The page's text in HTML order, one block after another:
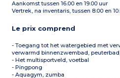
Aankomst tussen 16.00 en 19.00 uur
Vertrek, na inventaris, tussen 8.00 en
Le prix comprend
- Toegang tot het watergebied met
verwarmd binnenzwembad,
- Het multisportveld, voetbal
- Pingpong
- Aquagym, zumba